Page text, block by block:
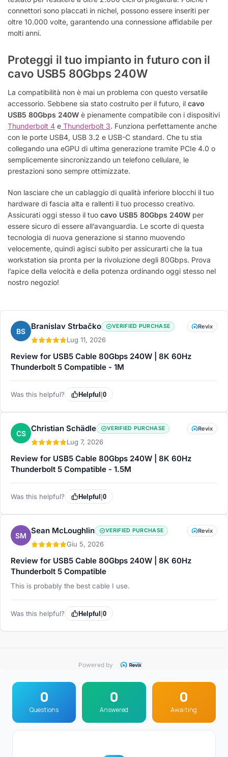
connettori sono placcati in nichel, possono essere inseriti per
oltre 10.000 volte, garantendo una connessione affidabile per
molti anni.
Proteggi il tuo impianto in futuro con il
cavo USB5 80Gbps 240W
La compatibilità non è mai un problema con questo versatile
accessorio. Sebbene sia stato costruito per il futuro, il cavo
USB5 80Gbps 240W è pienamente compatibile con i dispositivi
Thunderbolt 4 e Thunderbolt 3. Funziona perfettamente anche
con le porte USB4, USB 3.2 e USB-C standard. Che tu stia
collegando una eGPU di ultima generazione tramite PCIe 4.0 o
semplicemente sincronizzando un telefono cellulare, le
prestazioni sono sempre ottimizzate.
Non lasciare che un cablaggio di qualità inferiore blocchi il tuo
hardware di fascia alta e rallenti il tuo processo creativo.
Assicurati oggi stesso il tuo cavo USB5 80Gbps 240W per
essere sicuro di essere all’avanguardia. Le scorte di questa
tecnologia di nuova generazione si stanno muovendo
velocemente, quindi agisci subito per assicurarti che la tua
workstation sia pronta per la rivoluzione degli 80Gbps. Prova
l’apice della velocità e della potenza ordinando oggi stesso nel
nostro negozio!
BS Branislav Strbačko VERIFIED PURCHASE
Lug 11, 2026
Revix
Review for USB5 Cable 80Gbps 240W | 8K 60Hz
Thunderbolt 5 Compatible - 1M
Was this helpful? Helpful|0
CS Christian Schädle VERIFIED PURCHASE
Lug 7, 2026
Revix
Review for USB5 Cable 80Gbps 240W | 8K 60Hz
Thunderbolt 5 Compatible - 1.5M
Was this helpful? Helpful|0
SM Sean McLoughlin VERIFIED PURCHASE
Giu 5, 2026
Revix
Review for USB5 Cable 80Gbps 240W | 8K 60Hz
Thunderbolt 5 Compatible
This is probably the best cable I use.
Was this helpful? Helpful|0
Powered by